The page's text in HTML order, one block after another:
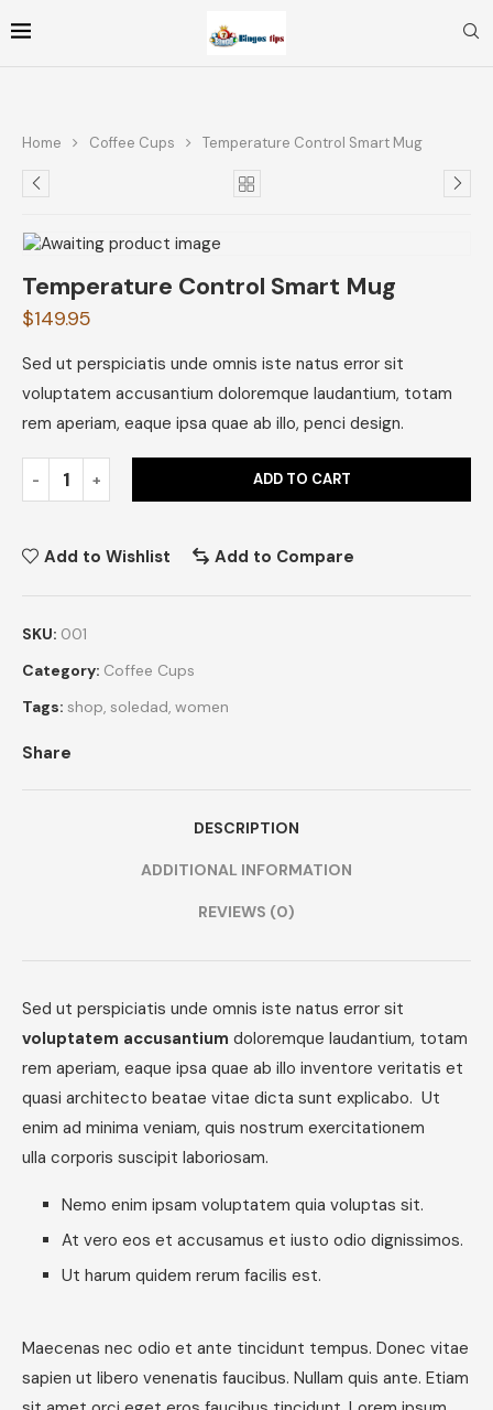
Home Coffee Cups Temperature Control Smart Mug
Temperature Control Smart Mug
$149.95
Sed ut perspiciatis unde omnis iste natus error sit
voluptatem accusantium doloremque laudantium, totam
rem aperiam, eaque ipsa quae ab illo, penci design.
ADD TO CART
Add to Wishlist Add to Compare
SKU: 001
Category: Coffee Cups
Tags: shop, soledad, women
Share
DESCRIPTION
ADDITIONAL INFORMATION
REVIEWS (0)
Sed ut perspiciatis unde omnis iste natus error sit
voluptatem accusantium doloremque laudantium, totam
rem aperiam, eaque ipsa quae ab illo inventore veritatis et
quasi architecto beatae vitae dicta sunt explicabo. Ut
enim ad minima veniam, quis nostrum exercitationem
ulla corporis suscipit laboriosam.
Nemo enim ipsam voluptatem quia voluptas sit.
At vero eos et accusamus et iusto odio dignissimos.
Ut harum quidem rerum facilis est.
Maecenas nec odio et ante tincidunt tempus. Donec vitae
sapien ut libero venenatis faucibus. Nullam quis ante. Etiam